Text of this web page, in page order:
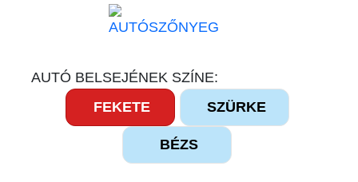
AUTÓ BELSEJÉNEK SZÍNE:
FEKETE
SZÜRKE
BÉZS